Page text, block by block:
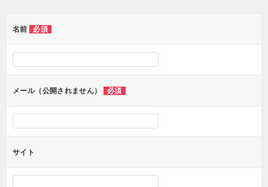
ー
ョ
名前 必須
メール（公開されません） 必須
サイト